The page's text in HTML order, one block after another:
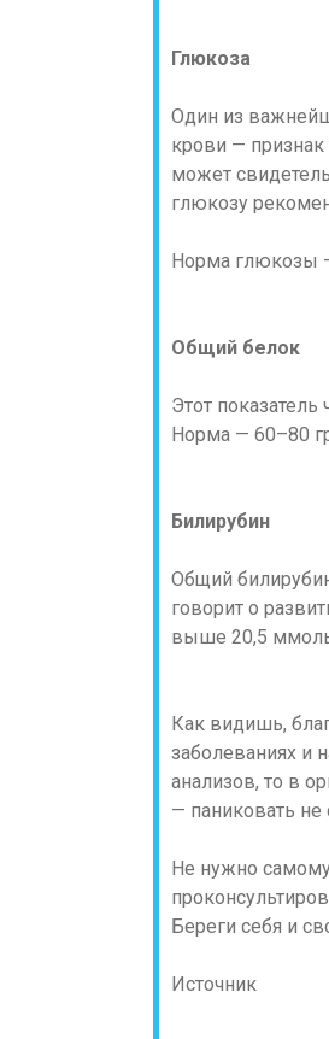
Глюкоза
Один из
крови — признак
может
глюкозу
Норма глюкозы
Общий белок
Этот
Норма — 60–80
Билирубин
Общий
говорит о
выше 20,5
Как видишь,
заболеваниях и
анализов, то в
— паниковать не
Не нужно
Береги себя и
Источник